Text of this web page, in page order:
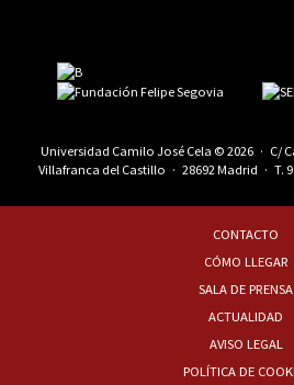
Universidad Camilo José Cela © 2026 · C/
Villafranca del Castillo · 28692 Madrid · T.
CONTACTO
CÓMO LLEGAR
SALA DE PRENSA
ACTUALIDAD
AVISO LEGAL
POLÍTICA DE